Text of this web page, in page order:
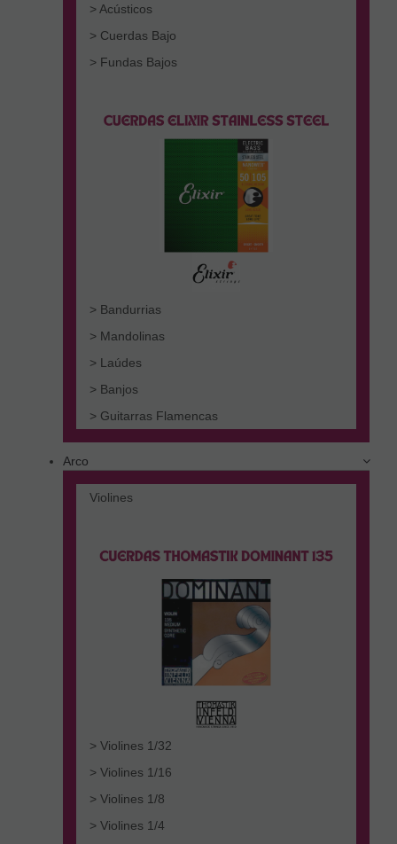
> Acústicos
> Cuerdas Bajo
> Fundas Bajos
> Bandurrias
> Mandolinas
> Laúdes
> Banjos
> Guitarras Flamencas
Arco
Violines
> Violines 1/32
> Violines 1/16
> Violines 1/8
> Violines 1/4